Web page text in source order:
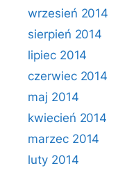
wrzesień 2014
sierpień 2014
lipiec 2014
czerwiec 2014
maj 2014
kwiecień 2014
marzec 2014
luty 2014